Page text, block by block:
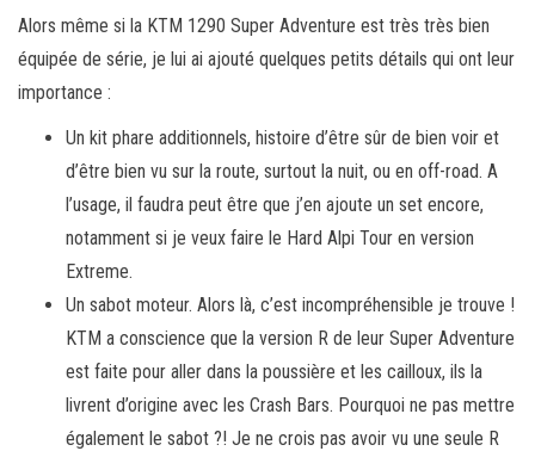
Alors même si la KTM 1290 Super Adventure est très très bien
équipée de série, je lui ai ajouté quelques petits détails qui ont leur
importance :
Un kit phare additionnels, histoire d’être sûr de bien voir et
d’être bien vu sur la route, surtout la nuit, ou en off-road. A
l’usage, il faudra peut être que j’en ajoute un set encore,
notamment si je veux faire le Hard Alpi Tour en version
Extreme.
Un sabot moteur. Alors là, c’est incompréhensible je trouve !
KTM a conscience que la version R de leur Super Adventure
est faite pour aller dans la poussière et les cailloux, ils la
livrent d’origine avec les Crash Bars. Pourquoi ne pas mettre
également le sabot ?! Je ne crois pas avoir vu une seule R